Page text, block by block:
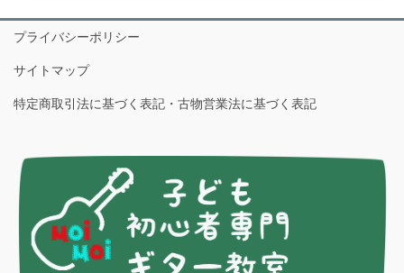
プライバシーポリシー
サイトマップ
特定商取引法に基づく表記・古物営業法に基づく表記